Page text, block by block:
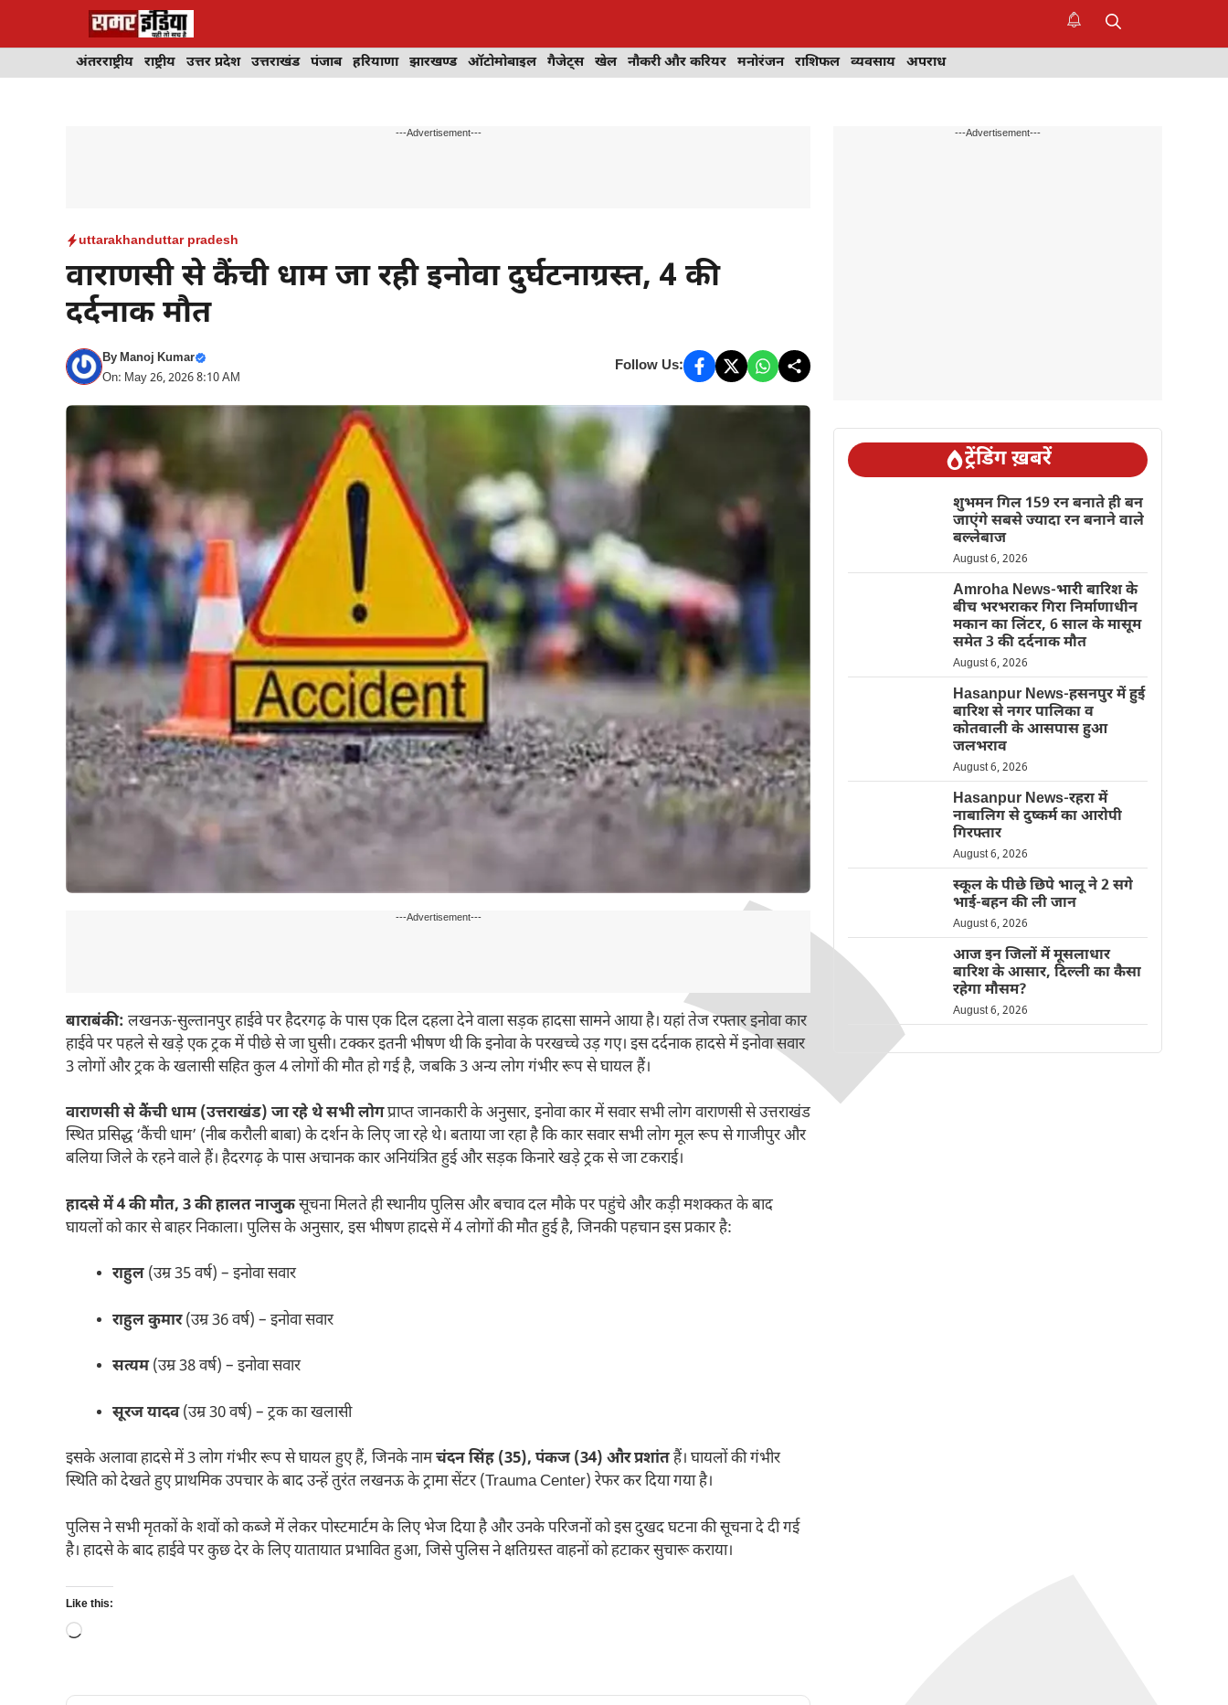
अंतरराष्ट्रीय राष्ट्रीय उत्तर प्रदेश उत्तराखंड पंजाब हरियाणा झारखण्ड ऑटोमोबाइल गैजेट्स खेल नौकरी और करियर मनोरंजन राशिफल व्यवसाय अपराध
---Advertisement---
uttarakhanduttar pradesh
वाराणसी से कैंची धाम जा रही इनोवा दुर्घटनाग्रस्त, 4 की
दर्दनाक मौत
ByManoj Kumar
On: May 26, 2026 8:10 AM
Follow Us:
---Advertisement---
बाराबंकी: लखनऊ-सुल्तानपुर हाईवे पर हैदरगढ़ के पास एक दिल दहला देने वाला सड़क हादसा सामने आया है। यहां तेज रफ्तार इनोवा कार
हाईवे पर पहले से खड़े एक ट्रक में पीछे से जा घुसी। टक्कर इतनी भीषण थी कि इनोवा के परखच्चे उड़ गए। इस दर्दनाक हादसे में इनोवा सवार
3 लोगों और ट्रक के खलासी सहित कुल 4 लोगों की मौत हो गई है, जबकि 3 अन्य लोग गंभीर रूप से घायल हैं।
वाराणसी से कैंची धाम (उत्तराखंड) जा रहे थे सभी लोगप्राप्त जानकारी के अनुसार, इनोवा कार में सवार सभी लोग वाराणसी से उत्तराखंड
स्थित प्रसिद्ध ‘कैंची धाम’ (नीब करौली बाबा) के दर्शन के लिए जा रहे थे। बताया जा रहा है कि कार सवार सभी लोग मूल रूप से गाजीपुर और
बलिया जिले के रहने वाले हैं। हैदरगढ़ के पास अचानक कार अनियंत्रित हुई और सड़क किनारे खड़े ट्रक से जा टकराई।
हादसे में 4 की मौत, 3 की हालत नाजुकसूचना मिलते ही स्थानीय पुलिस और बचाव दल मौके पर पहुंचे और कड़ी मशक्कत के बाद
घायलों को कार से बाहर निकाला। पुलिस के अनुसार, इस भीषण हादसे में 4 लोगों की मौत हुई है, जिनकी पहचान इस प्रकार है:
राहुल (उम्र 35 वर्ष) – इनोवा सवार
राहुल कुमार(उम्र 36 वर्ष) – इनोवा सवार
सत्यम(उम्र 38 वर्ष) – इनोवा सवार
सूरज यादव(उम्र 30 वर्ष) – ट्रक का खलासी
इसके अलावा हादसे में 3 लोग गंभीर रूप से घायल हुए हैं, जिनके नामचंदन सिंह (35), पंकज (34) और प्रशांतहैं। घायलों की गंभीर
स्थिति को देखते हुए प्राथमिक उपचार के बाद उन्हें तुरंत लखनऊ के ट्रामा सेंटर (Trauma Center) रेफर कर दिया गया है।
पुलिस ने सभी मृतकों के शवों को कब्जे में लेकर पोस्टमार्टम के लिए भेज दिया है और उनके परिजनों को इस दुखद घटना की सूचना दे दी गई
है। हादसे के बाद हाईवे पर कुछ देर के लिए यातायात प्रभावित हुआ, जिसे पुलिस ने क्षतिग्रस्त वाहनों को हटाकर सुचारू कराया।
Like this:
Loading…
---Advertisement---
ट्रेंडिंग ख़बरें
शुभमन गिल 159 रन बनाते ही बन
जाएंगे सबसे ज्यादा रन बनाने वाले
बल्लेबाज
August 6, 2026
Amroha News-भारी बारिश के
बीच भरभराकर गिरा निर्माणाधीन
मकान का लिंटर, 6 साल के मासूम
समेत 3 की दर्दनाक मौत
August 6, 2026
Hasanpur News-हसनपुर में हुई
बारिश से नगर पालिका व
कोतवाली के आसपास हुआ
जलभराव
August 6, 2026
Hasanpur News-रहरा में
नाबालिग से दुष्कर्म का आरोपी
गिरफ्तार
August 6, 2026
स्कूल के पीछे छिपे भालू ने 2 सगे
भाई-बहन की ली जान
August 6, 2026
आज इन जिलों में मूसलाधार
बारिश के आसार, दिल्ली का कैसा
रहेगा मौसम?
August 6, 2026